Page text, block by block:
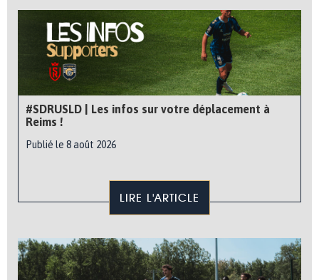
#SDRUSLD | Les infos sur votre déplacement à
Reims !
Publié le 8 août 2026
LIRE L'ARTICLE